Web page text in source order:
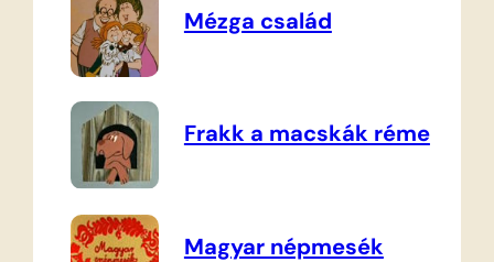
Mézga család
Frakk a macskák réme
Magyar népmesék